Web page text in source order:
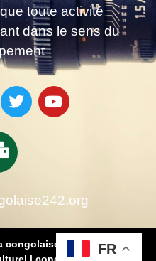
toute activité
dans le sens du
242 – média
FR